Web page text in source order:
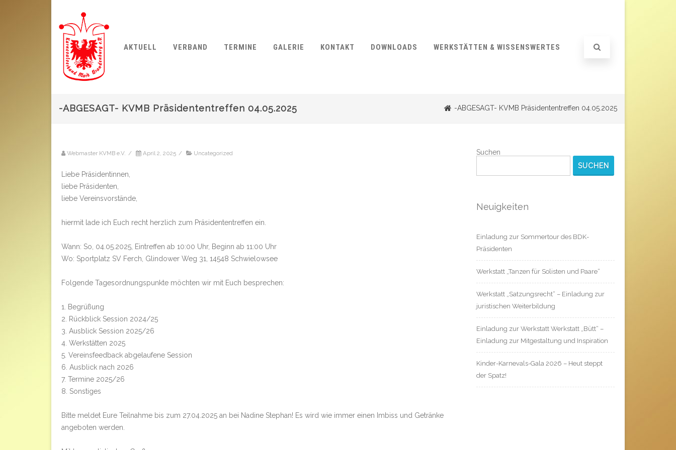
AKTUELL VERBAND TERMINE GALERIE KONTAKT DOWNLOADS WERKSTÄTTEN & WISSENSWERTES
-ABGESAGT- KVMB Präsidententreffen 04.05.2025 -ABGESAGT- KVMB Präsidententreffen 04.05.2025
Webmaster KVMB e.V. / April 2, 2025 / Uncategorized
Liebe Präsidentinnen,
liebe Präsidenten,
liebe Vereinsvorstände,
hiermit lade ich Euch recht herzlich zum Präsidententreffen ein.
Wann: So, 04.05.2025, Eintreffen ab 10:00 Uhr, Beginn ab 11:00 Uhr
Wo: Sportplatz SV Ferch, Glindower Weg 31, 14548 Schwielowsee
Folgende Tagesordnungspunkte möchten wir mit Euch besprechen:
1. Begrüßung
2. Rückblick Session 2024/25
3. Ausblick Session 2025/26
4. Werkstätten 2025
5. Vereinsfeedback abgelaufene Session
6. Ausblick nach 2026
7. Termine 2025/26
8. Sonstiges
Bitte meldet Eure Teilnahme bis zum 27.04.2025 an bei Nadine Stephan! Es wird wie immer einen Imbiss und Getränke
angeboten werden.
Suchen
SUCHEN
Neuigkeiten
Einladung zur Sommertour des BDK-
Präsidenten
Werkstatt „Tanzen für Solisten und Paare“
Werkstatt „Satzungsrecht“ – Einladung zur
juristischen Weiterbildung
Einladung zur Werkstatt Werkstatt „Bütt“ –
Einladung zur Mitgestaltung und Inspiration
Kinder-Karnevals-Gala 2026 – Heut steppt
der Spatz!